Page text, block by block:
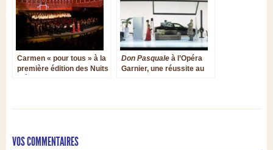
Carmen « pour tous » à la
première édition des Nuits
Don Pasquale à l’Opéra
Garnier, une réussite au
VOS COMMENTAIRES